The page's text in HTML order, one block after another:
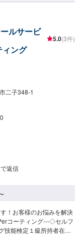
店時スタッフまでお尋ね
り（軽度の場合）ザラつ
2,750円（SSサイズ）
Lサイズ）4,180円（LLサ
またはキーパーコーテ
能）◉樹液取り（作業時
ります。（コーティング
工場から待ってくる石灰
ーティングの前段階で
粉のシミ取り塗装にこ
ほとんどです）⚪︎施工
円（XLサイズ）＜＜サ
12,200円車種によって値
：10分〜）2,200円◉ホ
膜10,400円（〜15イン
〜）【ダブル】（作業
〜15インチ）17,600円
間は効果時間も含みま
間：30分〜）エンジンル
ィングで守ります。
円※軽研磨は別途料金
円L：67,600円LL：
は施工料金に含みます）
耐久：3年(2年に1度の
にお勧めしたい、最新
円M：74,400円L：
途料金(軽研磨は施工料
間：6〜12時間、耐久：
回重ね塗りしてより厚い
円L：97,800円LL：
磨は施工料金に含みま
と輝き、強い水はじきで
施工時間：8時間〜１
を弾きます！これまで
防ぐことができます。
1時間30分〜）メッキモ
プロテクト】（施工時
守る39,600円（リーフレ
ルサービ
ィング
5.0(3件)
二子348-1
返信
！お客様のお悩みを解決
コーティング---◇セルフ
能検定１級所持者在籍※